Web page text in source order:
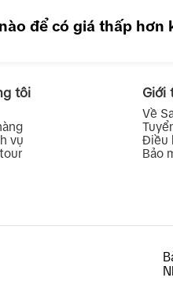
để có giá thấp
tôi
vụ
Giới
Về
Điều
Bảo